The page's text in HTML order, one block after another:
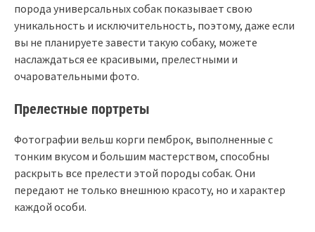
порода универсальных собак показывает свою
уникальность и исключительность, поэтому, даже если
вы не планируете завести такую собаку, можете
наслаждаться ее красивыми, прелестными и
очаровательными фото.
Прелестные портреты
Фотографии вельш корги пемброк, выполненные с
тонким вкусом и большим мастерством, способны
раскрыть все прелести этой породы собак. Они
передают не только внешнюю красоту, но и характер
каждой особи.